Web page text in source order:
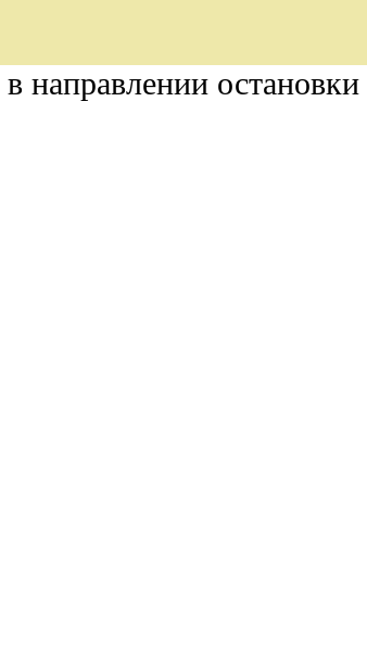
в направлении остановки